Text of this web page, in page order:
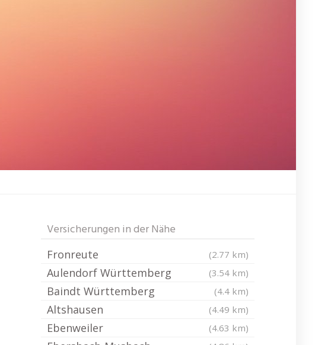
Versicherungen in der Nähe
Fronreute (2.77 km)
Aulendorf Württemberg (3.54 km)
Baindt Württemberg (4.4 km)
Altshausen (4.49 km)
Ebenweiler (4.63 km)